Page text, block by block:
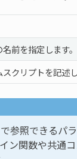
前を指定します。
クリプトを記述し
参照できるパ
ン関数や共通